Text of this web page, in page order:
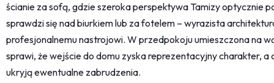
ścianie za sofą, gdzie szeroka perspektywa Tamizy optycznie
sprawdzi się nad biurkiem lub za fotelem – wyrazista
profesjonalnemu nastrojowi. W przedpokoju umieszczona na
sprawi, że wejście do domu zyska reprezentacyjny charakter,
ukryją ewentualne zabrudzenia.